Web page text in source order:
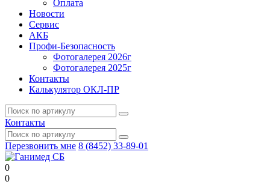
Оплата
Новости
Сервис
АКБ
Профи-Безопасность
Фотогалерея 2026г
Фотогалерея 2025г
Контакты
Калькулятор ОКЛ-ПР
Контакты
Перезвонить мне 8 (8452) 33-89-01
0
0